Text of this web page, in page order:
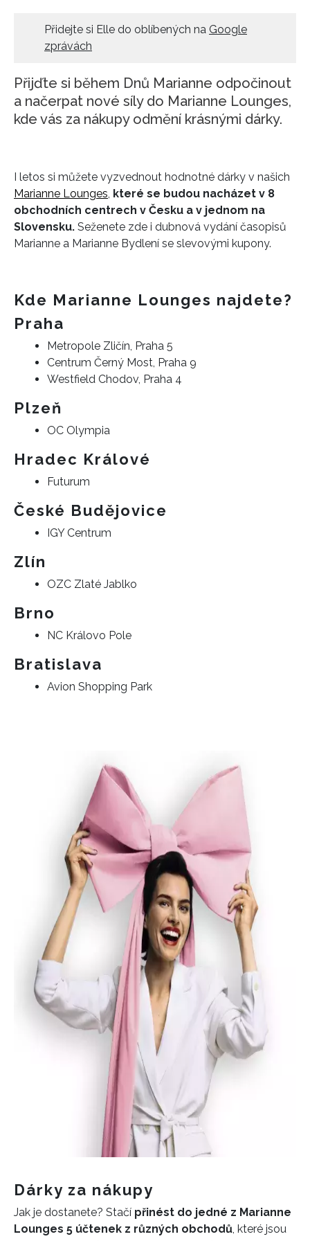
Přidejte si Elle do oblíbených na Google
zprávách
Přijďte si během Dnů Marianne odpočinout
a načerpat nové síly do Marianne Lounges,
kde vás za nákupy odmění krásnými dárky.
I letos si můžete vyzvednout hodnotné dárky v našich
Marianne Lounges, které se budou nacházet v 8
obchodních centrech v Česku a v jednom na
Slovensku. Seženete zde i dubnová vydání časopisů
Marianne a Marianne Bydlení se slevovými kupony.
Kde Marianne Lounges najdete?
Praha
Metropole Zličín, Praha 5
Centrum Černý Most, Praha 9
Westfield Chodov, Praha 4
Plzeň
OC Olympia
Hradec Králové
Futurum
České Budějovice
IGY Centrum
Zlín
OZC Zlaté Jablko
Brno
NC Královo Pole
Bratislava
Avion Shopping Park
Dárky za nákupy
Jak je dostanete? Stačí přinést do jedné z Marianne
Lounges 5 účtenek z různých obchodů, které jsou